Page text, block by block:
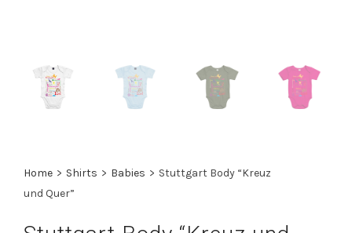
Home > Shirts > Babies > Stuttgart Body “Kreuz
und Quer”